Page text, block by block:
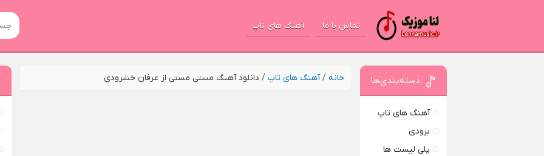
تماس با ما آهنگ های تاپ
خانه /آهنگ های تاپ / دانلود آهنگ مستی مستی از عرفان خشرودی دسته‌بندی‌ها
آهنگ های تاپ
بزودی
پلی لیست ها